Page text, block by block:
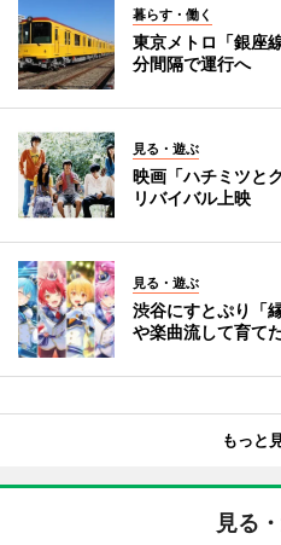
暮らす・働く
東京メトロ「銀座
分間隔で運行へ
見る・遊ぶ
映画「ハチミツと
リバイバル上映
見る・遊ぶ
渋谷にすとぷり「
や楽曲流して育て
もっと
見る